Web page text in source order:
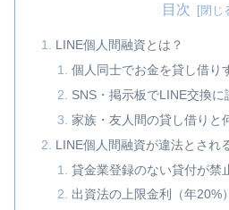
目次
LINE個人間融資とは？
個人同士でお金を貸し借り
SNS・掲示板でLINE交換
家族・友人間の貸し借りと
LINE個人間融資が違法とされ
貸金業登録のない貸付が禁
出資法の上限金利（年20%